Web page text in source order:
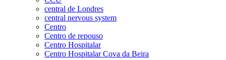
central de Londres
central nervous system
Centro
Centro de repouso
Centro Hospitalar
Centro Hospitalar Cova da Beira